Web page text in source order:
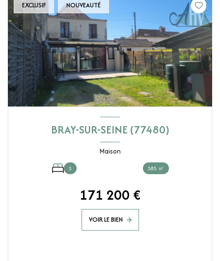
EXCLUSIF NOUVEAUTÉ
BRAY-SUR-SEINE (77480)
Maison
3 385 ㎡
171 200 €
VOIR LE BIEN